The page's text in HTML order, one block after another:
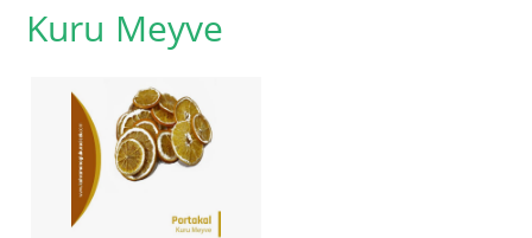
Kuru Meyve